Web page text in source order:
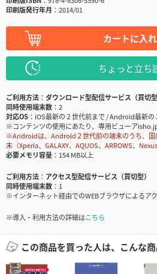
印刷版発行年月
2014/01
カートに入
ちょっと立ち
ご利用方法
ダウンロード型配信サービス（買切型
同時使用端末数
2
対応OS
iOS最新の２世代前まで / Android最新の
※コンテンツの使用にあたり、専用ビューア
※Androidは、Android２世代前の端末のうち、国
末（Xperia、GALAXY、AQUOS、ARROWS、
必要メモリ容量
154 MB以上
ご利用方法
アクセス型配信サービス（買切型）
同時使用端末数
1
※インターネット経由でのWEBブラウザによるア
※導入・利用方法の詳細はこちら
この商品を買った人は、こんな商